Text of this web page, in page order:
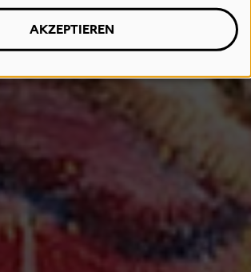
AKZEPTIEREN